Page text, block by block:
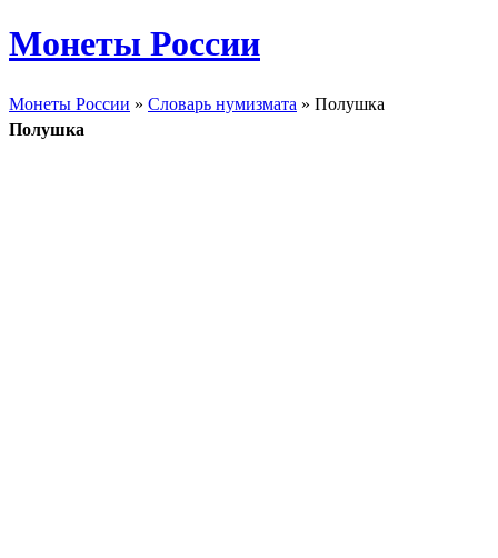
Монеты России
Монеты России » Словарь нумизмата » Полушка
Полушка